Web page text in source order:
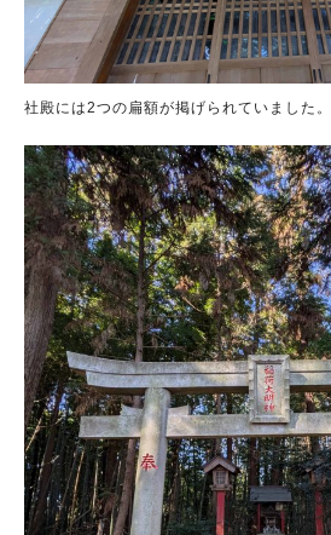
社殿には2つの扁額が掲げられていました。